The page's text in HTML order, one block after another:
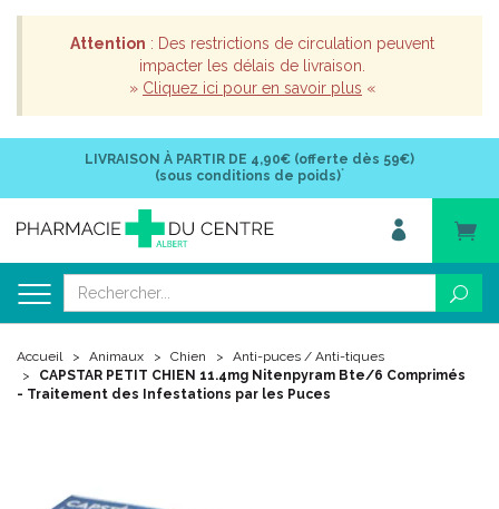
Attention : Des restrictions de circulation peuvent
impacter les délais de livraison.
» Cliquez ici pour en savoir plus «
LIVRAISON À PARTIR DE 4,90€ (offerte dès 59€)
(sous conditions de poids)*
Accueil Animaux Chien
Anti-puces / Anti-tiques
CAPSTAR PETIT CHIEN 11.4mg Nitenpyram Bte/6 Comprimés
- Traitement des Infestations par les Puces